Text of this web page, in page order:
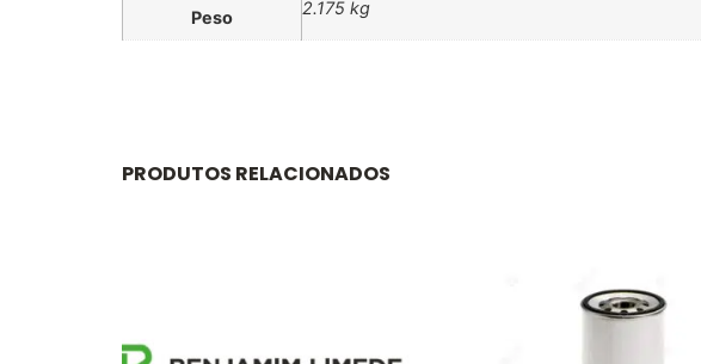
Peso 2.175 kg
PRODUTOS RELACIONADOS